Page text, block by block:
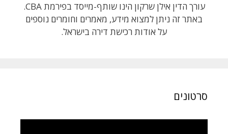
עורך הדין אילן שרקון הינו שותף-מייסד בפירמת CBA.
באתר זה ניתן למצוא מידע, מאמרים וחומרים נוספים
על אודות רכישת דירה בישראל.
סרטונים